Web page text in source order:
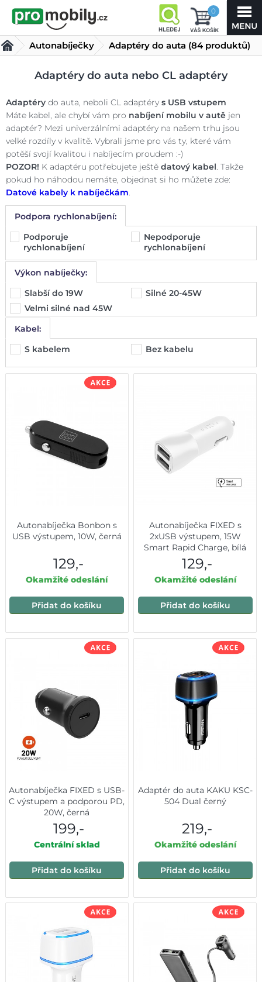
0
Autonabíječky Adaptéry do auta (84 produktů)
Adaptéry do auta nebo CL adaptéry
Adaptérydo auta, neboli CL adaptéry s USB vstupem
Máte kabel, ale chybí vám pro nabíjení mobilu v autějen
adaptér? Mezi univerzálními adaptéry na našem trhu jsou
velké rozdíly v kvalitě. Vybrali jsme pro vás ty, které vám
potěší svojí kvalitou i nabíjecím proudem :-)
POZOR! K adaptéru potřebujete ještě datový kabel. Takže
pokud ho náhodou nemáte, objednat si ho můžete zde:
Datové kabely k nabíječkám.
Podpora rychlonabíjení:
Podporuje
rychlonabíjení
Nepodporuje
rychlonabíjení
Výkon nabíječky:
Slabší do 19W
Silné 20-45W
Velmi silné nad 45W
Kabel:
S kabelem
Bez kabelu
Autonabíječka Bonbon s
USB výstupem, 10W, černá
129,-
Okamžité odeslání
Přidat do košíku
Autonabíječka FIXED s
2xUSB výstupem, 15W
Smart Rapid Charge, bílá
129,-
Okamžité odeslání
Přidat do košíku
Autonabíječka FIXED s USB-
C výstupem a podporou PD,
20W, černá
199,-
Centrální sklad
Přidat do košíku
Adaptér do auta KAKU KSC-
504 Dual černý
219,-
Okamžité odeslání
Přidat do košíku